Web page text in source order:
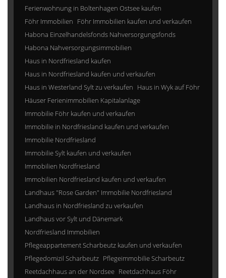
Ferienwohnung in Boltenhagen Ostsee kaufen
Föhr Immobilien Föhr Immobilien kaufen und verkaufen
Habona Einzelhandelsfonds Nahversorgungsfonds
Habona Nahversorgungsimmobilien
Haus in Nordfriesland kaufen
Haus in Nordfriesland kaufen und verkaufen
Haus in Westerland Sylt zu verkaufen Haus in Wyk auf Föhr
Häuser Ferienimmobilien Kapitalanlage
Immobilie Föhr kaufen und verkaufen
Immobilie in Nordfriesland kaufen und verkaufen
Immobilie Nordfriesland
Immobilie Sylt kaufen und verkaufen
Immobilien Nordfriesland
Immobilien Nordfriesland kaufen und verkaufen
Landhaus "Rose Garden" Immobilie Nordfriesland
Landhaus in Nordfriesland zu verkaufen
Landhaus vor Sylt und Dänemark
Nordfriesland Immobilien
Pflegeappartement Scharbeutz kaufen und verkaufen
Pflegedomizil Scharbeutz Pflegeimmobilie Scharbeutz
Reetdachhaus an der Nordsee Reetdachhaus Föhr